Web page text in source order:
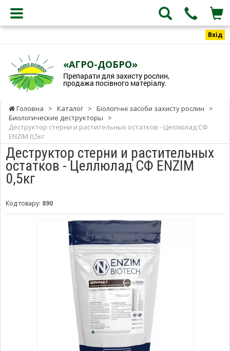
Вхід
«АГРО-ДОБРО»
Препарати для захисту рослин,
продажа посівного матеріалу.
Головна > Каталог > Біологічні засоби захисту рослин
>
Биологические деструкторы
>
Деструктор стерни и растительных остатков - Целлюлад СФ
ENZIM 0,5кг
Деструктор стерни и растительных
остатков - Целлюлад СФ ENZIM
0,5кг
Код товару: 890